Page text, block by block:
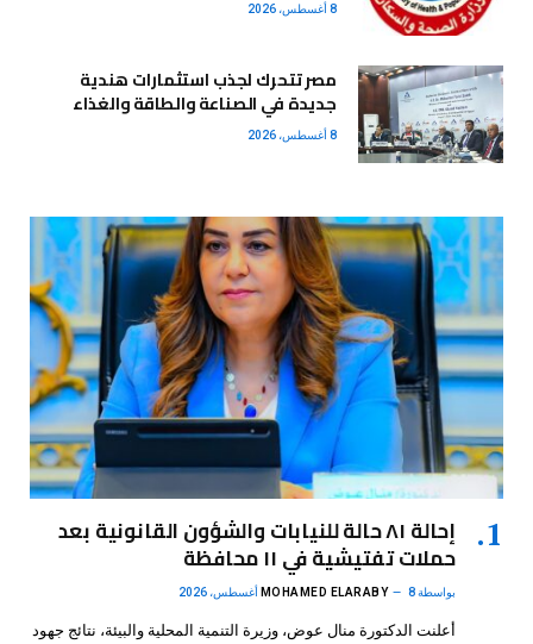
8 أغسطس، 2026
مصر تتحرك لجذب استثمارات هندية
جديدة في الصناعة والطاقة والغذاء
8 أغسطس، 2026
إحالة ٨١ حالة للنيابات والشؤون القانونية بعد
حملات تفتيشية في ١١ محافظة
بواسطة MOHAMED ELARABY 8 أغسطس، 2026
أعلنت الدكتورة منال عوض، وزيرة التنمية المحلية والبيئة، نتائج جهود